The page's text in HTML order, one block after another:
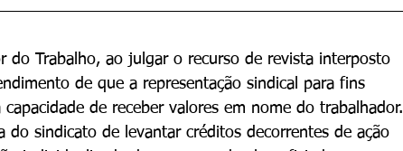
do Trabalho, ao julgar o recurso de revista interposto
de que a representação sindical para fins
de receber valores em nome do trabalhador.
do sindicato de levantar créditos decorrentes de ação